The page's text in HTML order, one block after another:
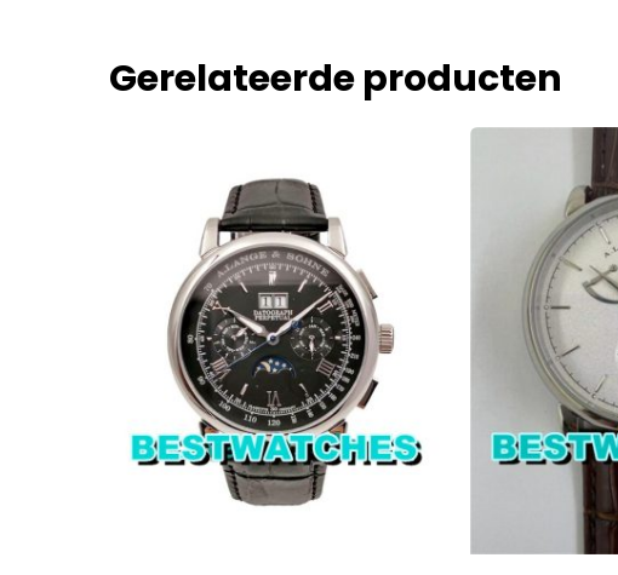
Gerelateerde producten